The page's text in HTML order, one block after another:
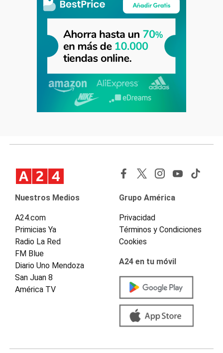
Nuestros Medios
A24.com
Primicias Ya
Radio La Red
FM Blue
Diario Uno Mendoza
San Juan 8
América TV
Grupo América
Privacidad
Términos y Condiciones
Cookies
A24 en tu móvil